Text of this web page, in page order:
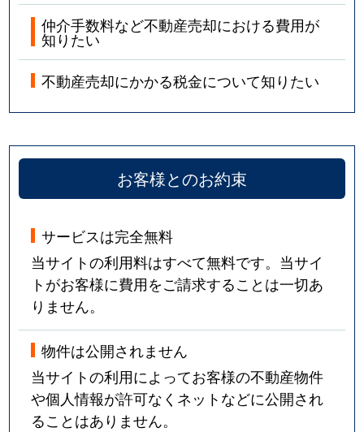
仲介手数料など不動産売却における費用が
知りたい
不動産売却にかかる税金について知りたい
お客様とのお約束
サービスは完全無料
当サイトの利用料はすべて無料です。当サイ
トがお客様に費用をご請求することは一切あ
りません。
物件は公開されません
当サイトの利用によってお客様の不動産物件
や個人情報が許可なくネットなどに公開され
ることはありません。